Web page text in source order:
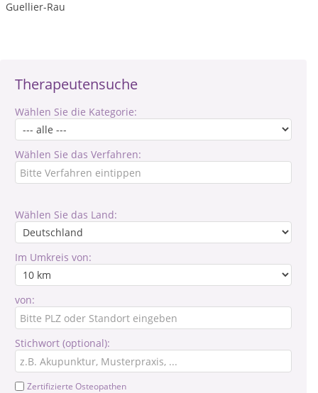
Therapeutensuche
Wählen Sie die Kategorie:
Wählen Sie das Verfahren:
Wählen Sie das Land:
Im Umkreis von:
von:
Stichwort (optional):
Zertifizierte Osteopathen
Guellier-Rau